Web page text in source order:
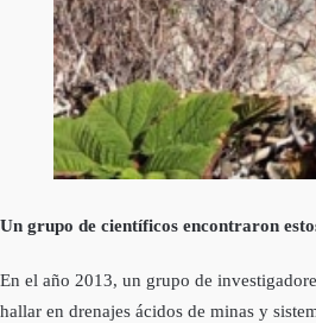
Un grupo de científicos encontraron
En el año 2013, un grupo de
hallar en drenajes ácidos de minas y